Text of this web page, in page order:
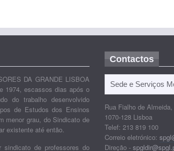
DA GRANDE LISBOA
1974, escassos dias após o
do trabalho desenvolvido
de Estudos dos Ensinos
menor grau, do Sindicato de
existente até então.
sindicato de professores do
Contactos
Sede e Serviços
Rua Fialho de
1070-128 Lisboa
Telef: 213 819 100
Correio eletrónico:
Direção -